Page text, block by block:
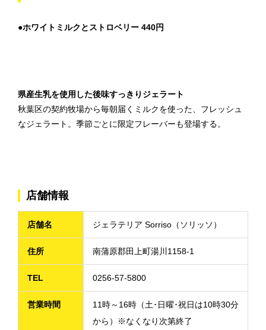
●ホワイトミルクとストロベリー 440円
県産生乳を使用した後味すっきりジェラート
秋葉区の契約牧場から毎朝届くミルクを使った、フレッシュ
なジェラート。季節ごとに限定フレーバーも登場する。
店舗情報
店舗名 ジェラテリア Sorriso（ソリッソ）
住所 南蒲原郡田上町湯川1158-1
TEL 0256-57-5800
営業時間
11時～16時（土･日曜･祝日は10時30分
から）※なくなり次第終了